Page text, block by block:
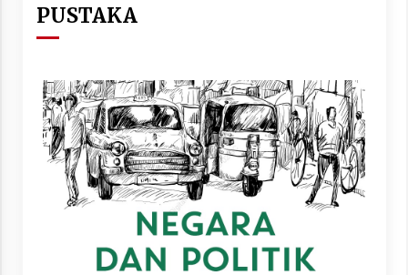
PUSTAKA